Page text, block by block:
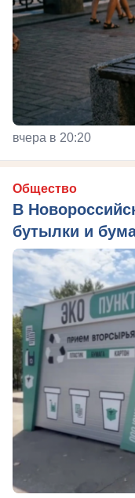
вчера в 20:20
Общество
В
бутылки и